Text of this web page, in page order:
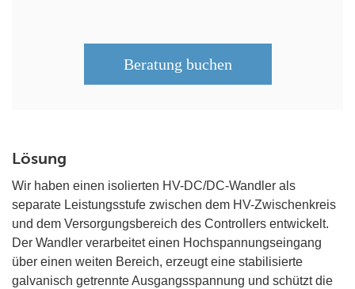
Beratung buchen
Lösung
Wir haben einen isolierten HV-DC/DC-Wandler als
separate Leistungsstufe zwischen dem HV-Zwischenkreis
und dem Versorgungsbereich des Controllers entwickelt.
Der Wandler verarbeitet einen Hochspannungseingang
über einen weiten Bereich, erzeugt eine stabilisierte
galvanisch getrennte Ausgangsspannung und schützt die